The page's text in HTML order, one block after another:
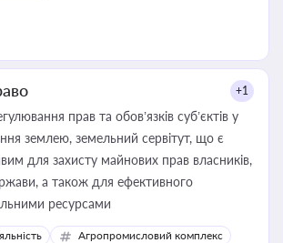
+1
прав та обов’язків суб’єктів у
землею, земельний сервітут, що є
для захисту майнових прав власників,
а також для ефективного
ресурсами
Агропромисловий комплекс